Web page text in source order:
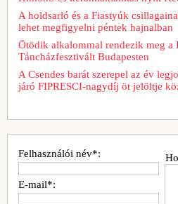
A holdsarló és a Fiastyúk
lehet megfigyelni péntek hajnalban
Ötödik alkalommal rendezik meg a
Táncházfesztivált Budapesten
A Csendes barát szerepel az év
járó FIPRESCI-nagydíj öt jelöltje
Felhasználói név*:
E-mail*: